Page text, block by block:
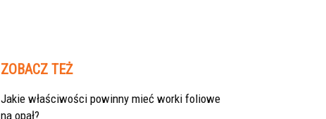
ZOBACZ TEŻ
Jakie właściwości powinny mieć worki foliowe
na opał?